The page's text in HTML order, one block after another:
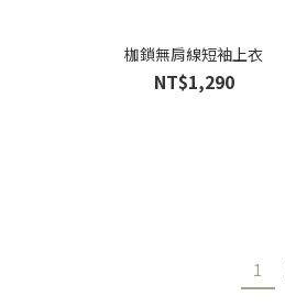
枷鎖無肩線短袖上衣
NT$1,290
1